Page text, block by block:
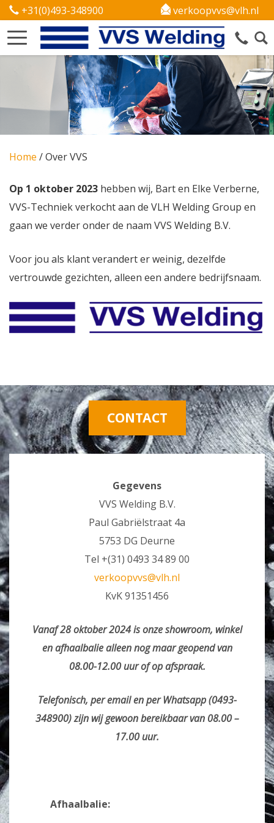
+31(0)493-348900 verkoopvvs@vlh.nl
Home /Over VVS
Op 1 oktober 2023 hebben wij, Bart en Elke Verberne,
VVS-Techniek verkocht aan de VLH Welding Group en
gaan we verder onder de naam VVS Welding B.V.
Voor jou als klant verandert er weinig, dezelfde
vertrouwde gezichten, alleen een andere bedrijfsnaam.
CONTACT
Gegevens
VVS Welding B.V.
Paul Gabriëlstraat 4a
5753 DG Deurne
Tel +(31) 0493 34 89 00
verkoopvvs@vlh.nl
KvK 91351456
Vanaf 28 oktober 2024 is onze showroom, winkel
en afhaalbalie alleen nog maar geopend van
08.00-12.00 uur of op afspraak.
Telefonisch, per email en per Whatsapp (0493-
348900) zijn wij gewoon bereikbaar van 08.00 –
17.00 uur.
Afhaalbalie: